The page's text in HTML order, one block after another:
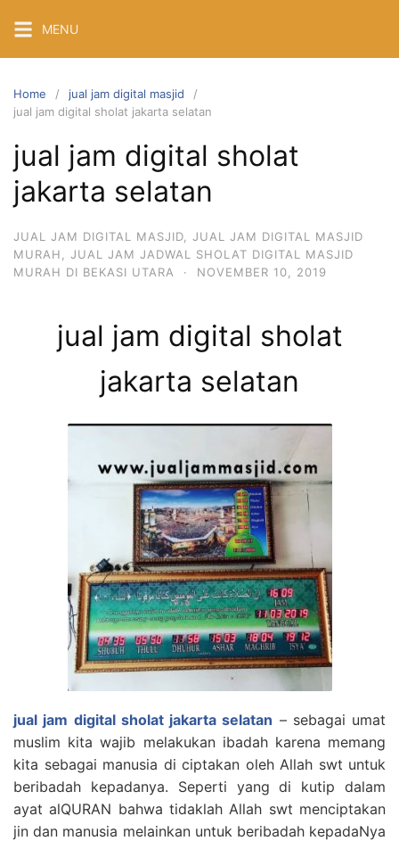
content
MENU
Home
jual jam digital masjid
jual jam digital sholat jakarta selatan
jual jam digital sholat
jakarta selatan
JUAL JAM DIGITAL MASJID
JUAL JAM DIGITAL MASJID
MURAH
JUAL JAM JADWAL SHOLAT DIGITAL MASJID
MURAH DI BEKASI UTARA
· NOVEMBER 10, 2019
jual jam digital sholat
jakarta selatan
jual jam digital sholat jakarta selatan – sebagai umat
muslim kita wajib melakukan ibadah karena memang
kita sebagai manusia di ciptakan oleh Allah swt untuk
beribadah kepadanya. Seperti yang di kutip dalam
ayat alQURAN bahwa tidaklah Allah swt menciptakan
jin dan manusia melainkan untuk beribadah kepadaNya